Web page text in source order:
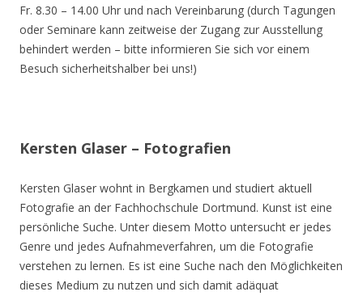
Fr. 8.30 – 14.00 Uhr und nach Vereinbarung (durch Tagungen
oder Seminare kann zeitweise der Zugang zur Ausstellung
behindert werden – bitte informieren Sie sich vor einem
Besuch sicherheitshalber bei uns!)
Kersten Glaser – Fotografien
Kersten Glaser wohnt in Bergkamen und studiert aktuell
Fotografie an der Fachhochschule Dortmund. Kunst ist eine
persönliche Suche. Unter diesem Motto untersucht er jedes
Genre und jedes Aufnahmeverfahren, um die Fotografie
verstehen zu lernen. Es ist eine Suche nach den Möglichkeiten
dieses Medium zu nutzen und sich damit adäquat